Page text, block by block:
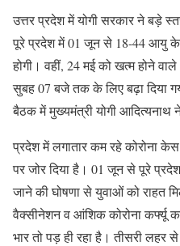
उत्तर प्रदेश में योगी सरकार ने बड़े
पूरे प्रदेश में 01 जून से 18-44 आयु के
होगी। वहीं, 24 मई को खत्म होने
सुबह 07 बजे तक के लिए बढ़ा दिया
बैठक में मुख्यमंत्री योगी आदित्यनाथ ने
प्रदेश में लगातार कम रहे कोरोना
पर जोर दिया है। 01 जून से पूरे
जाने की घोषणा से युवाओं को राहत
वैक्सीनेशन व आंशिक कोरोना कर्फ्यू
भार तो पड़ ही रहा है। तीसरी लहर